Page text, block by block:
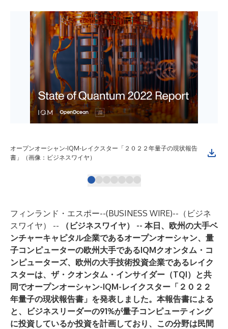
オープンオーシャン-IQM-レイクスター「２０２２年量子の現状報告
書」（画像：ビジネスワイヤ）
フィンランド・エスポー--(BUSINESS WIRE)-- （ビジネ
スワイヤ） --
（ビジネスワイヤ） -- 本日、欧州の大手ベ
ンチャーキャピタル企業であるオープンオーシャン、量
子コンピューターの欧州大手であるIQMクオンタム・コ
ンピューターズ、欧州の大手技術投資企業であるレイク
スターは、 ザ・クオンタム・インサイダー （TQI）と共
同でオープンオーシャン-IQM-レイクスター「２０２２
年量子の現状報告書」を発表しました。本報告書による
と、ビジネスリーダーの91%が量子コンピューティング
に投資しているか投資を計画しており、この分野は民間